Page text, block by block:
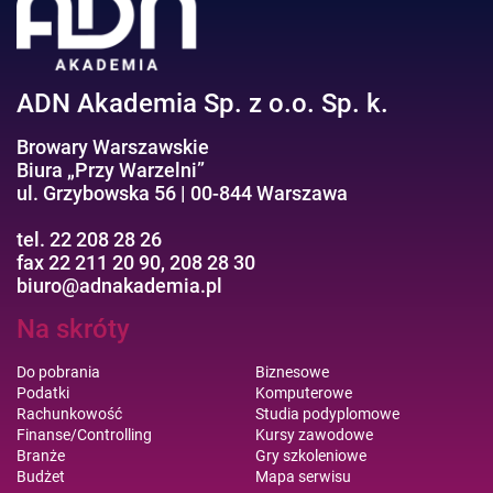
Efektywność osobista//Wellbeing
ADN Akademia Sp. z o.o. Sp. k.
Browary Warszawskie
Biura „Przy Warzelni”
ul. Grzybowska 56 | 00-844 Warszawa
tel. 22 208 28 26
fax 22 211 20 90, 208 28 30
biuro@adnakademia.pl
Na skróty
Do pobrania
Podatki
Rachunkowość
Finanse/Controlling
Branże
Budżet
Biznesowe
Komputerowe
Studia podyplomowe
Kursy zawodowe
Gry szkoleniowe
Mapa serwisu